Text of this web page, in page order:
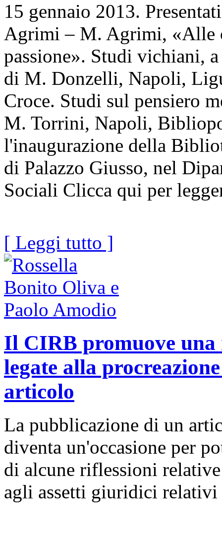
15 gennaio 2013.
Agrimi – M. Agrimi, «Alle
passione». Studi vichiani,
di M. Donzelli, Napoli,
Croce. Studi sul pensiero
M. Torrini, Napoli,
l'inaugurazione della
di Palazzo Giusso, nel
Sociali Clicca qui per
[ Leggi tutto ]
Il CIRB promuove una
legate alla
articolo
La pubblicazione di un
diventa un'occasione per
di alcune riflessioni
agli assetti giuridici relativi